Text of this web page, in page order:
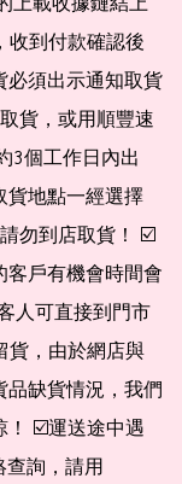
收到付款確認後
必須出示通知取貨
貨，或用順豐速
3個工作日內出
貨地點一經選擇
勿到店取貨！ ☑️
客戶有機會時間會
人可直接到門市
貨，由於網店與
品缺貨情況，我們
！ ☑️運送途中遇
查詢，請用